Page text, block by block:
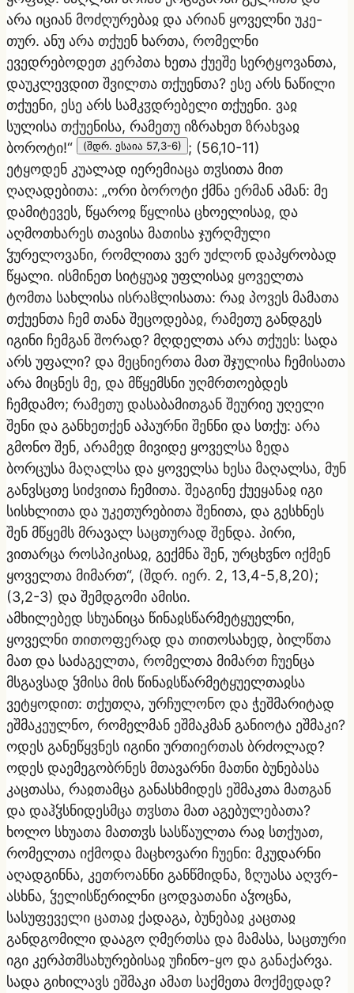
არა იციან მოძღურებაჲ და არიან ყოველნი უკე-
თურ. ანუ არა თქუენ ხართა, რომელნი
ევედრებოდეთ კერპთა ხეთა ქუეშე სერტყოვანთა,
დაუკლევდით შვილთა თქუენთა? ესე არს ნაწილი
თქუენი, ესე არს სამკჳდრებელი თქუენი. ვაჲ
სულისა თქუენისა, რამეთუ იზრახეთ ზრახვაჲ
ბოროტი!“
(შდრ. ესაია 57,3-6) ; (56,10-11)
ეტყოდენ კუალად იერემიაცა თჳსითა მით
ღაღადებითა: „ორი ბოროტი ქმნა ერმან ამან: მე
დამიტევეს, წყაროჲ წყლისა ცხოელისაჲ, და
აღმოთხარეს თავისა მათისა ჯურღმული
ჴურელოვანი, რომლითა ვერ უძლონ დაპყრობად
წყალი. ისმინეთ სიტყუაჲ უფლისაჲ ყოველთა
ტომთა სახლისა ისრაჱლისათა: რაჲ პოვეს მამათა
თქუენთა ჩემ თანა შეცოდებაჲ, რამეთუ განდგეს
იგინი ჩემგან შორად? მღდელთა არა თქუეს: სადა
არს უფალი? და მეცნიერთა მათ შჯულისა ჩემისათა
არა მიცნეს მე, და მწყემსნი უღმრთოებდეს
ჩემდამო; რამეთუ დასაბამითგან შეურიე უღელი
შენი და განხეთქენ აპაურნი შენნი და სთქუ: არა
გმონო შენ, არამედ მივიდე ყოველსა ზედა
ბორცუსა მაღალსა და ყოველსა ხესა მაღალსა, მუნ
განვსცთე სიძვითა ჩემითა. შეაგინე ქუეყანაჲ იგი
სისხლითა და უკეთურებითა შენითა, და გესხნეს
შენ მწყემს მრავალ საცთურად შენდა. პირი,
ვითარცა როსპიკისაჲ, გექმნა შენ, ურცხჳნო იქმენ
ყოველთა მიმართ“, (შდრ. იერ. 2, 13,4-5,8,20);
(3,2-3) და შემდგომი ამისი.
ამხილებედ სხუანიცა წინაჲსწარმეტყუელნი,
ყოველნი თითოფერად და თითოსახედ, ბილწთა
მათ და საძაგელთა, რომელთა მიმართ ჩუენცა
მსგავსად ჴმისა მის წინაჲსწარმეტყუელთაჲსა
ვეტყოდით: თქუთღა, ურჩულონო და ჭეშმარიტად
ეშმაკეულნო, რომელმან ეშმაკმან განიოტა ეშმაკი?
ოდეს განეწყვნეს იგინი ურთიერთას ბრძოლად?
ოდეს დაემეგობრნეს მთავარნი მათნი ბუნებასა
კაცთასა, რაჲთამცა განასხმიდეს ეშმაკთა მათგან
და დაჰჴსნიდესმცა თჳსთა მათ აგებულებათა?
ხოლო სხუათა მათთჳს სასწაულთა რაჲ სთქუათ,
რომელთა იქმოდა მაცხოვარი ჩუენი: მკუდარნი
აღადგინნა, კეთროანნი განწმიდნა, ზღუასა აღჳრ-
ასხნა, ჴელისწერილნი ცოდვათანი აჴოცნა,
სასუფეველი ცათაჲ ქადაგა, ბუნებაჲ კაცთაჲ
განდგომილი დააგო ღმერთსა და მამასა, საცთური
იგი კერპთმსახურებისაჲ უჩინო-ყო და განაქარვა.
სადა გიხილავს ეშმაკი ამათ საქმეთა მოქმედად?